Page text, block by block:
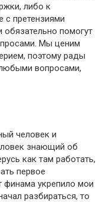
либо к
с претензиями
обязательно помогут
Мы ценим
поэтому рады
вопросами,
человек и
знающий об
как там работать,
первое
финама укрепило мои
разбираться, то